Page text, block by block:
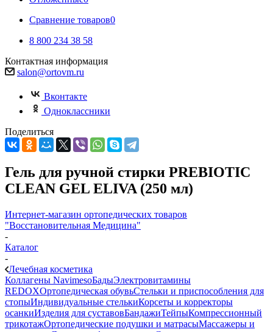
Сравнение товаров0
8 800 234 38 58
Контактная информация
salon@ortovm.ru
Вконтакте
Одноклассники
Поделиться
Гель для ручной стирки PREBIOTIC
CLEAN GEL ELIVA (250 мл)
Интернет-магазин ортопедических товаров
"Восстановительная Медицина"
-
Каталог
-
Лечебная косметика
Коллагены NavimesoБадыЭлектровитамины
REDOXОртопедическая обувьСтельки и приспособления для
стопыИндивидуальные стелькиКорсеты и корректоры
осанкиИзделия для суставовБандажиТейпыКомпрессионный
трикотажОртопедические подушки и матрасыМассажеры и